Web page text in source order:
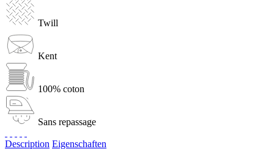
Twill
Kent
100% coton
Sans repassage
Description Eigenschaften